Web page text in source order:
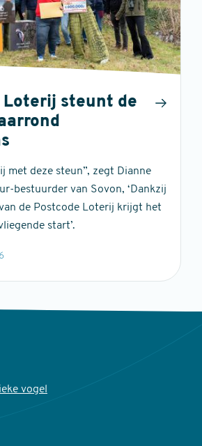
Loterij steunt de
met deze steun”, zegt Dianne
bestuurder van Sovon, ‘Dankzij
de Postcode Loterij krijgt het
start’.
vogel